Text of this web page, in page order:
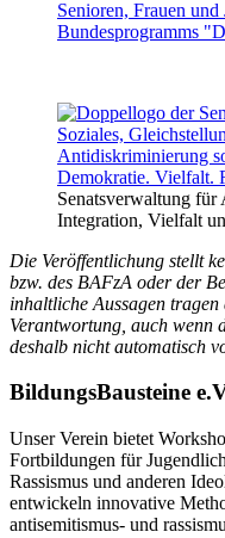
Senatsverwaltung für
Integration, Vielfalt
Die Veröffentlichung stellt
bzw. des BAFzA oder der
inhaltliche Aussagen
Verantwortung, auch wenn
deshalb nicht automatisch
BildungsBausteine
Unser Verein bietet
Fortbildungen für
Rassismus und anderen
entwickeln innovative
antisemitismus- und